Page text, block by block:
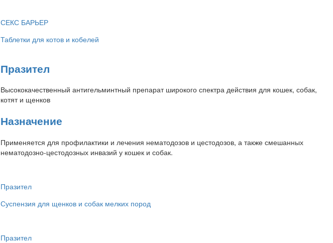
СЕКС БАРЬЕР
Таблетки для котов и кобелей
Празител
Высококачественный антигельминтный препарат широкого спектра действия для кошек, собак,
котят и щенков
Назначение
Применяется для профилактики и лечения нематодозов и цестодозов, а также смешанных
нематодозно-цестодозных инвазий у кошек и собак.
Празител
Суспензия для щенков и собак мелких пород
Празител